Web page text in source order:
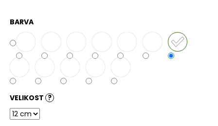
BARVA
VELIKOST ?
D
p
r
u
č
u
j
e